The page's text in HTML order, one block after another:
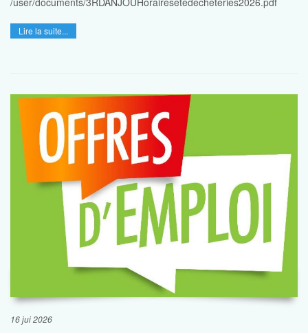
Lire la suite...
16 jui 2026